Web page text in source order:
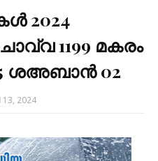
2024
1199 മകരം
ശഅബാൻ 02
2024